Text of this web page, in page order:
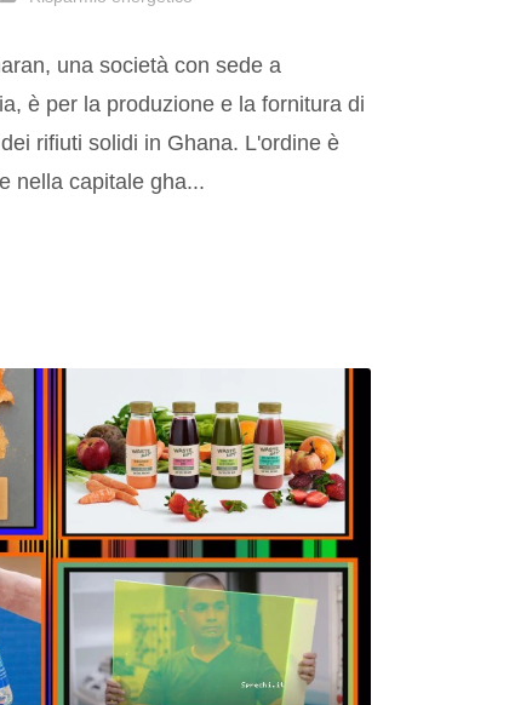
una società con sede a
è per la produzione e la fornitura di
rifiuti solidi in Ghana. L'ordine è
nella capitale gha...